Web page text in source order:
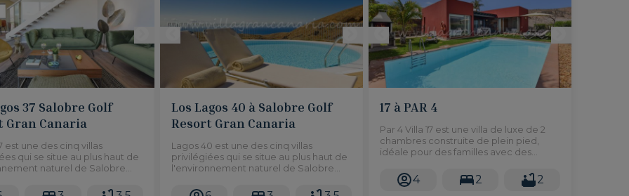
37 Salobre Golf
Gran Canaria
est une des cinq villas
qui se situe au plus haut de
naturel de Salobre
sur le golf et les
Los Lagos 40 à Salobre Golf
Resort Gran Canaria
Lagos 40 est une des cinq villas
privilégiées qui se situe au plus haut de
l'environnement naturel de Salobre
panoramique sur le golf et les
17 à PAR 4
Par 4 Villa 17 est une villa de luxe de 2
chambres construite de plein pied,
idéale pour des familles avec des
mobillité reduite. Très calme et bien
située. 4 2 2